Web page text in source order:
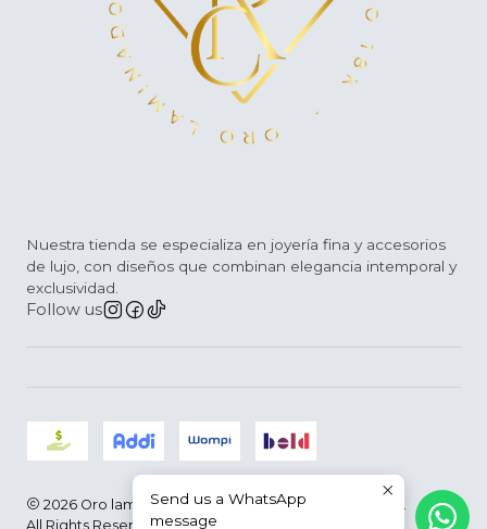
Nuestra tienda se especializa en joyería fina y accesorios
de lujo, con diseños que combinan elegancia intemporal y
exclusividad.
Follow us
2026 Oro laminado D´Arce |Joyería Fina | Colombia.
All Rights Reserved.Powered by Jumpseller
Send us a WhatsApp
message